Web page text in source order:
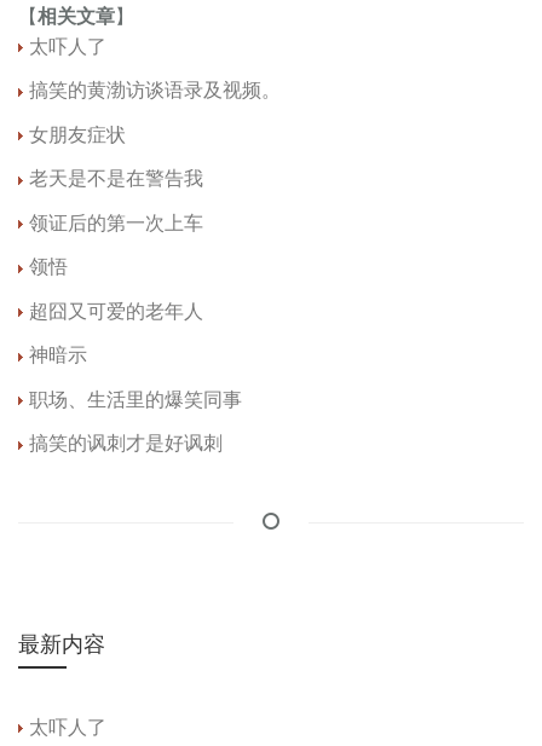
【相关文章】
太吓人了
搞笑的黄渤访谈语录及视频。
女朋友症状
老天是不是在警告我
领证后的第一次上车
领悟
超囧又可爱的老年人
神暗示
职场、生活里的爆笑同事
搞笑的讽刺才是好讽刺
最新内容
太吓人了